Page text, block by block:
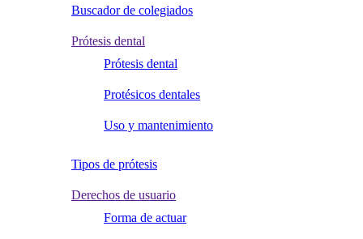
Buscador de colegiados
Prótesis dental
Prótesis dental
Protésicos dentales
Uso y mantenimiento
Tipos de prótesis
Derechos de usuario
Forma de actuar